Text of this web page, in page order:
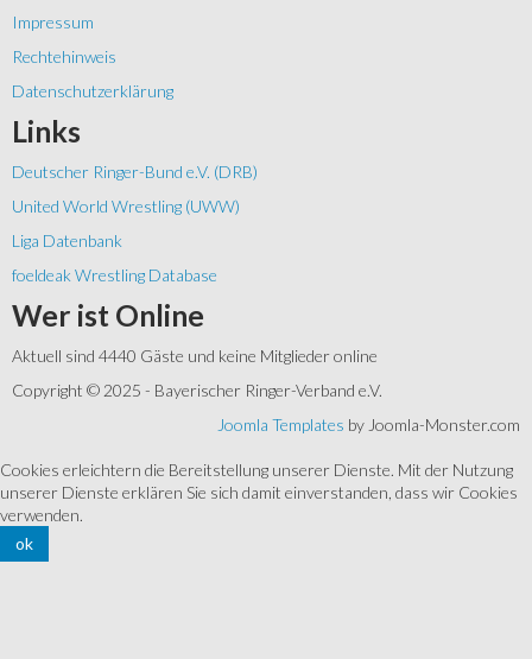
Impressum
Rechtehinweis
Datenschutzerklärung
Links
Deutscher Ringer-Bund e.V. (DRB)
United World Wrestling (UWW)
Liga Datenbank
foeldeak Wrestling Database
Wer ist Online
Aktuell sind 4440 Gäste und keine Mitglieder online
Copyright © 2025 - Bayerischer Ringer-Verband e.V.
Joomla Templates by Joomla-Monster.com
Cookies erleichtern die Bereitstellung unserer Dienste. Mit der Nutzung
unserer Dienste erklären Sie sich damit einverstanden, dass wir Cookies
verwenden.
ok